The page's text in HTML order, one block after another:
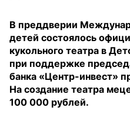
В преддверии
детей состоялось
кукольного театра в
при поддержке
банка «Центр-инвест»
На создание театра
100 000 рублей.